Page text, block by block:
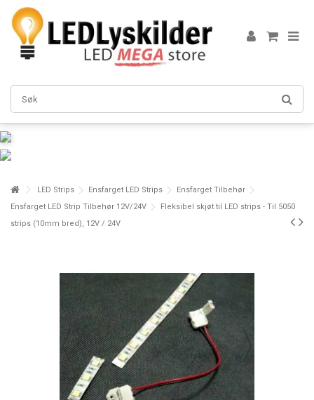
LED Strips Ensfarget LED Strips
Ensfarget Tilbehør
Ensfarget LED Strip Tilbehør 12V/24V
Fleksibel skjøt til LED strips - Til 5050
strips (10mm bred), 12V / 24V